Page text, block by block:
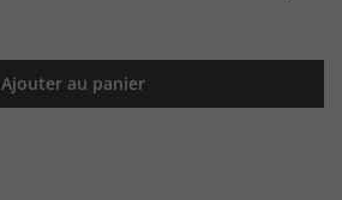
Ajouter au panier